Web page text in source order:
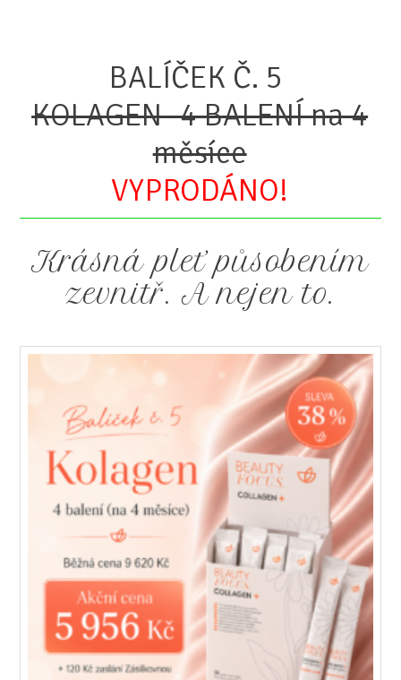
BALÍČEK Č. 5
KOLAGEN- 4 BALENÍ na 4
měsíce
VYPRODÁNO!
Krásná pleť působením
zevnitř. A nejen to.